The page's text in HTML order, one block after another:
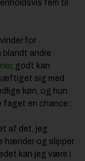
fem til
for
andre
, godt kan
sig med
køn, og hun
faget en chance:
af det, jeg
hænder og slipper
kan jeg være i